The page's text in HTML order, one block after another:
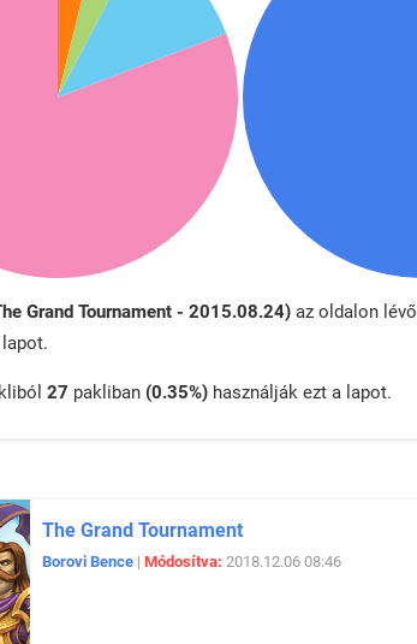
Grand Tournament - 2015.08.24) az oldalon lévő
27 pakliban (0.35%) használják ezt a lapot.
The Grand Tournament
Borovi Bence | Módosítva: 2018.12.06 08:46